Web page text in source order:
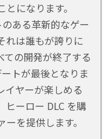
になります。
ある革新的なゲー
れは誰もが誇りに
の開発が終了する
トが最後となりま
イヤーが楽しめる
ヒーロー DLC を購
を提供します。